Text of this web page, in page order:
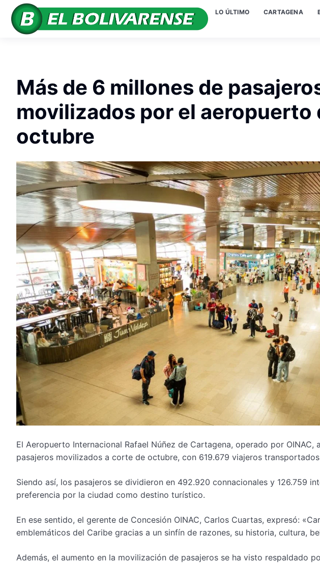
LO ÚLTIMO CARTAGENA
Más de 6 millones de
movilizados por el aeropuerto
octubre
El Aeropuerto Internacional Rafael Núñez de Cartagena, operado por OINAC,
pasajeros movilizados a corte de octubre, con 619.679 viajeros
Siendo así, los pasajeros se dividieron en 492.920 connacionales y 126.759
preferencia por la ciudad como destino turístico.
En ese sentido, el gerente de Concesión OINAC, Carlos Cuartas, expresó:
emblemáticos del Caribe gracias a un sinfín de razones, su historia, cultura,
Además, el aumento en la movilización de pasajeros se ha visto respaldado